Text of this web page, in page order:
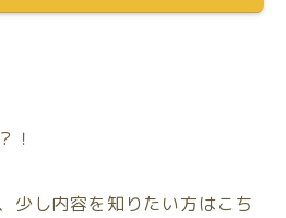
！
少し内容を知りたい方はこち